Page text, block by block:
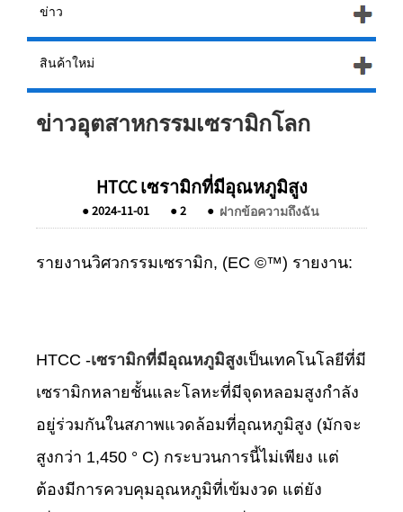
ข่าว
สินค้าใหม่
ข่าวอุตสาหกรรมเซรามิกโลก
HTCC เซรามิกที่มีอุณหภูมิสูง
●2024-11-01 ●2 ● ฝากข้อความถึงฉัน
รายงานวิศวกรรมเซรามิก, (EC ©™) รายงาน:
HTCC -เซรามิกที่มีอุณหภูมิสูงเป็นเทคโนโลยีที่มี
เซรามิกหลายชั้นและโลหะที่มีจุดหลอมสูงกำลัง
อยู่ร่วมกันในสภาพแวดล้อมที่อุณหภูมิสูง (มักจะ
สูงกว่า 1,450 ° C) กระบวนการนี้ไม่เพียง แต่
ต้องมีการควบคุมอุณหภูมิที่เข้มงวด แต่ยัง